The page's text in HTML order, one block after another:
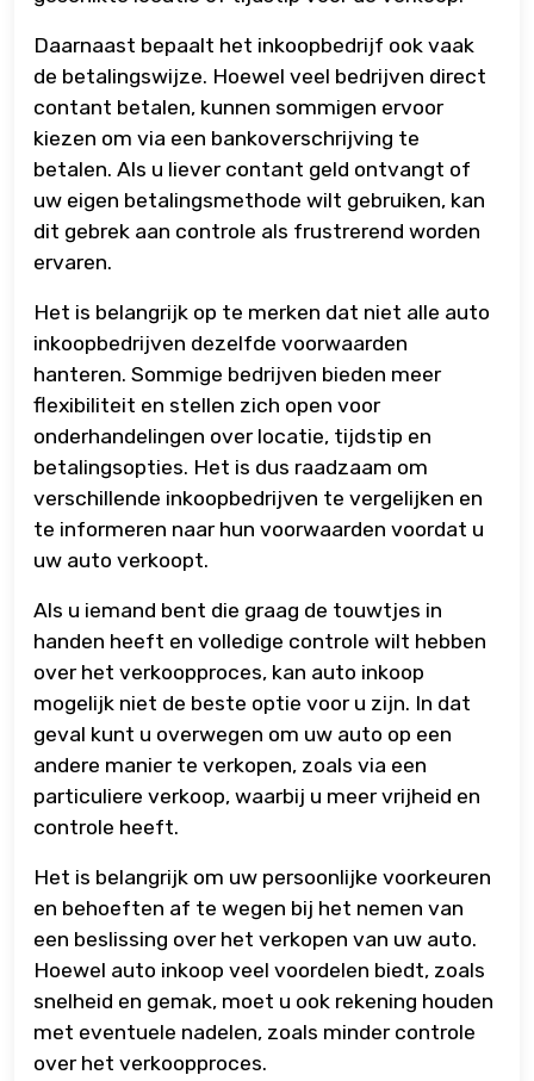
Daarnaast bepaalt het inkoopbedrijf ook vaak
de betalingswijze. Hoewel veel bedrijven direct
contant betalen, kunnen sommigen ervoor
kiezen om via een bankoverschrijving te
betalen. Als u liever contant geld ontvangt of
uw eigen betalingsmethode wilt gebruiken, kan
dit gebrek aan controle als frustrerend worden
ervaren.
Het is belangrijk op te merken dat niet alle auto
inkoopbedrijven dezelfde voorwaarden
hanteren. Sommige bedrijven bieden meer
flexibiliteit en stellen zich open voor
onderhandelingen over locatie, tijdstip en
betalingsopties. Het is dus raadzaam om
verschillende inkoopbedrijven te vergelijken en
te informeren naar hun voorwaarden voordat u
uw auto verkoopt.
Als u iemand bent die graag de touwtjes in
handen heeft en volledige controle wilt hebben
over het verkoopproces, kan auto inkoop
mogelijk niet de beste optie voor u zijn. In dat
geval kunt u overwegen om uw auto op een
andere manier te verkopen, zoals via een
particuliere verkoop, waarbij u meer vrijheid en
controle heeft.
Het is belangrijk om uw persoonlijke voorkeuren
en behoeften af te wegen bij het nemen van
een beslissing over het verkopen van uw auto.
Hoewel auto inkoop veel voordelen biedt, zoals
snelheid en gemak, moet u ook rekening houden
met eventuele nadelen, zoals minder controle
over het verkoopproces.